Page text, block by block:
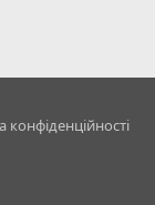
конфіденційності